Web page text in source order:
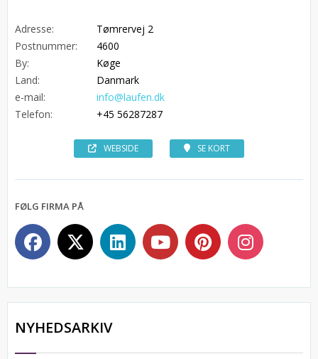
Adresse:
Tømrervej 2
Postnummer:
4600
By:
Køge
Land:
Danmark
e-mail:
info@laufen.dk
Telefon:
+45 56287287
WEBSIDE SE KORT
FØLG FIRMA PÅ
NYHEDSARKIV